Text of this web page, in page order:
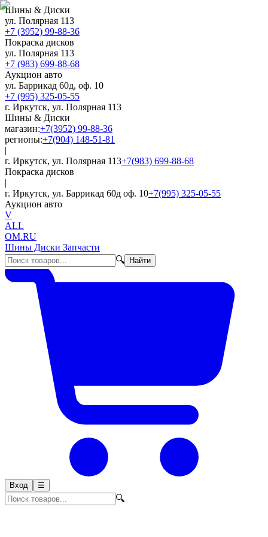
Шины & Диски
ул. Полярная 113
+7 (3952) 99-88-36
Покраска дисков
ул. Полярная 113
+7 (983) 699-88-68
Аукцион авто
ул. Баррикад 60д, оф. 10
+7 (995) 325-05-55
г. Иркутск, ул. Полярная 113
Шины & Диски
магазин:+7(3952) 99-88-36
регионы:+7(904) 148-51-81
|
г. Иркутск, ул. Полярная 113+7(983) 699-88-68
Покраска дисков
|
г. Иркутск, ул. Баррикад 60д оф. 10+7(995) 325-05-55
Аукцион авто
V
ALL
OM.RU
Шины Диски Запчасти
🔍
Найти
Вход ☰
🔍